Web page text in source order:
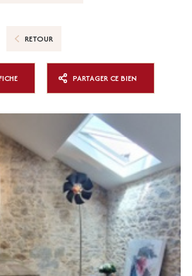
RETOUR
PARTAGER CE BIEN